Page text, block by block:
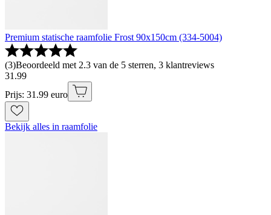
Premium statische raamfolie Frost 90x150cm (334-5004)
(3)Beoordeeld met 2.3 van de 5 sterren, 3 klantreviews
31 .99
Prijs: 31.99 euro
Bekijk alles in raamfolie